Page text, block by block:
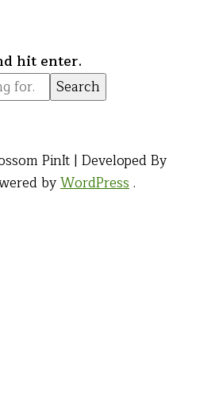
hit enter.
PinIt | Developed By
byWordPress.